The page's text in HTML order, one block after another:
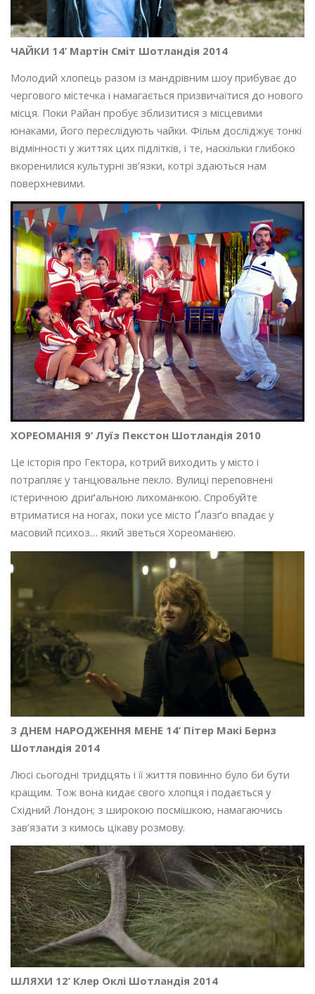
ЧАЙКИ 14’ Мартін Сміт Шотландія 2014
Молодий хлопець разом із мандрівним шоу прибуває до
чергового містечка і намагається призвичаїтися до нового
місця. Поки Райан пробує зблизитися з місцевими
юнаками, його переслідують чайки. Фільм досліджує тонкі
відмінності у життях цих підлітків, і те, наскільки глибоко
вкоренилися культурні зв’язки, котрі здаються нам
поверхневими.
ХОРЕОМАНІЯ 9’ Луїз Пекстон Шотландія 2010
Це історія про Гектора, котрий виходить у місто і
потрапляє у танцювальне пекло. Вулиці переповнені
істеричною дриґальною лихоманкою. Спробуйте
втриматися на ногах, поки усе місто Ґлазґо впадає у
масовий психоз… який зветься Хореоманією.
З ДНЕМ НАРОДЖЕННЯ МЕНЕ 14’ Пітер Макі Бернз
Шотландія 2014
Люсі сьогодні тридцять і її життя повинно було би бути
кращим. Тож вона кидає свого хлопця і подається у
Східний Лондон; з широкою посмішкою, намагаючись
зав’язати з кимось цікаву розмову.
ШЛЯХИ 12’ Клер Оклі Шотландія 2014